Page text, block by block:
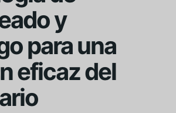
y
para una
eficaz del